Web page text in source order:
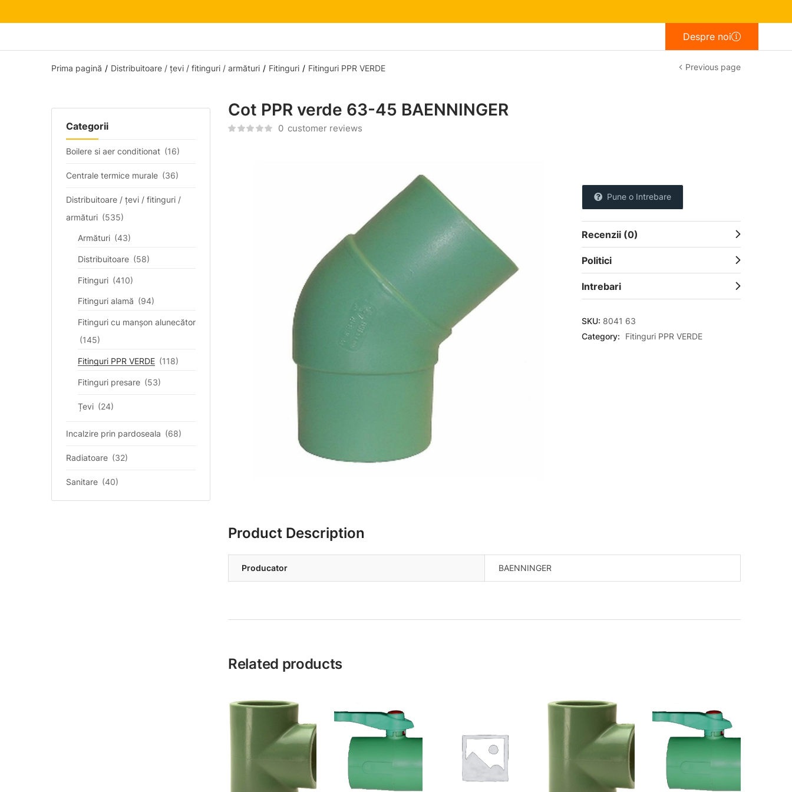
Despre noi
Prima pagină Distribuitoare / țevi / fitinguri / armături Fitinguri Fitinguri PPR VERDE Previous page
Categorii
Boilere si aer conditionat (16)
Centrale termice murale (36)
Distribuitoare / țevi / fitinguri /
armături (535)
Armături (43)
Distribuitoare (58)
Fitinguri (410)
Fitinguri alamă (94)
Fitinguri cu manșon alunecător
(145)
Fitinguri PPR VERDE (118)
Fitinguri presare (53)
Țevi (24)
Incalzire prin pardoseala (68)
Radiatoare (32)
Sanitare (40)
Cot PPR verde 63-45 BAENNINGER
0 customer reviews
Pune o Intrebare
Recenzii (0)
Politici
Intrebari
SKU: 8041 63
Category:
Fitinguri PPR VERDE
Product Description
Producator BAENNINGER
Related products